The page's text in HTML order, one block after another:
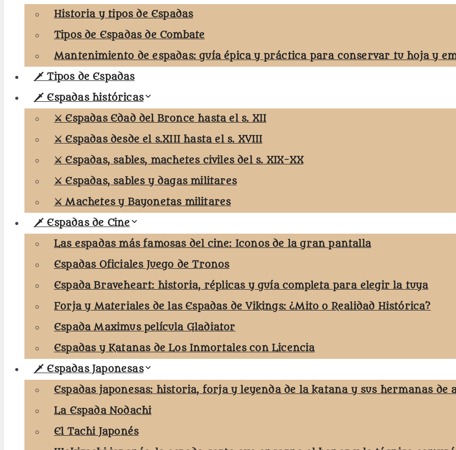
Historia y tipos de Espadas
Tipos de Espadas de Combate
Mantenimiento de espadas: guía épica y práctica para conservar tu hoja y
🗡️ Tipos de Espadas
🗡️ Espadas históricas
⚔️ Espadas Edad del Bronce hasta el s. XII
⚔️ Espadas desde el s.XIII hasta el s. XVIII
⚔️ Espadas, sables, machetes civiles del s. XIX-XX
⚔️ Espadas, sables y dagas militares
⚔️ Machetes y Bayonetas militares
🗡️ Espadas de Cine
Las espadas más famosas del cine: Iconos de la gran pantalla
Espadas Oficiales Juego de Tronos
Espada Braveheart: historia, réplicas y guía completa para elegir la tuya
Forja y Materiales de las Espadas de Vikings: ¿Mito o Realidad Histórica?
Espada Maximus película Gladiator
Espadas y Katanas de Los Inmortales con Licencia
🗡️ Espadas Japonesas
Espadas japonesas: historia, forja y leyenda de la katana y sus hermanas de
La Espada Nodachi
El Tachi Japonés